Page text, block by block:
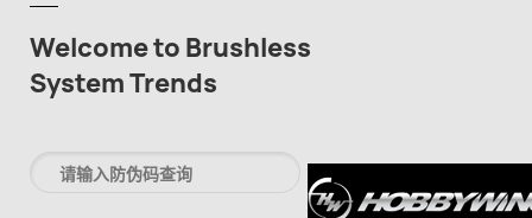
Welcome to Brushless
System Trends